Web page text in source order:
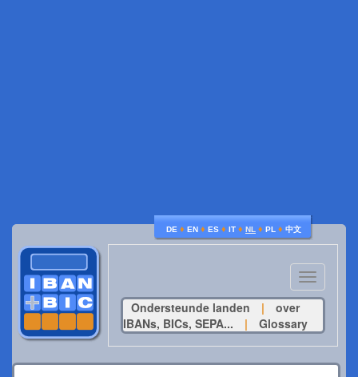
DE ♦ EN ♦ ES ♦ IT ♦ NL ♦ PL ♦ 中文
Toggle
navigation
Ondersteunde landen
|
over
IBANs, BICs, SEPA...
| Glossary